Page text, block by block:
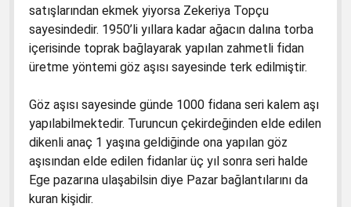
2016-2017 Türkçe 4 Kitabının Kapağında
Atatürk Yerlerde
Değerler Eğitimi Gerçekten Yap-Boz
Türkçe-1’de Beberobo ve Siberton Kilise
Reklamları
4. Sınıf Türkçe Dava Dilekçesi
5. Sınıf İngilizce Dava Dilekçesi
6. Sınıf Hz. Muhammed’in Hayatı Kitap Davası
2. Sınıf İngilizce Hataları Düzeltilmiştir Diyen
MEB’e Teslim Tutanağı
İngilizce 2. Sınıf TTK Başkanından Tubitak’a
Gönderilen Hata Tespit Raporu
satışlarından ekmek yiyorsa Zekeriya Topçu
sayesindedir. 1950’li yıllara kadar ağacın dalına torba
içerisinde toprak bağlayarak yapılan zahmetli fidan
üretme yöntemi göz aşısı sayesinde terk edilmiştir.
Göz aşısı sayesinde günde 1000 fidana seri kalem aşı
yapılabilmektedir. Turuncun çekirdeğinden elde edilen
dikenli anaç 1 yaşına geldiğinde ona yapılan göz
aşısından elde edilen fidanlar üç yıl sonra seri halde
Ege pazarına ulaşabilsin diye Pazar bağlantılarını da
kuran kişidir.